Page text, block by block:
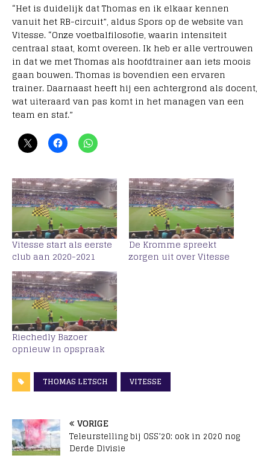
“Het is duidelijk dat Thomas en ik elkaar kennen
vanuit het RB-circuit”, aldus Spors op de website van
Vitesse. “Onze voetbalfilosofie, waarin intensiteit
centraal staat, komt overeen. Ik heb er alle vertrouwen
in dat we met Thomas als hoofdtrainer aan iets moois
gaan bouwen. Thomas is bovendien een ervaren
trainer. Daarnaast heeft hij een achtergrond als docent,
wat uiteraard van pas komt in het managen van een
team en staf.”
Vitesse start als eerste
club aan 2020-2021
De Kromme spreekt
zorgen uit over Vitesse
Riechedly Bazoer
opnieuw in opspraak
THOMAS LETSCH VITESSE
VORIGE
Teleurstelling bij OSS’20: ook in 2020 nog
Derde Divisie